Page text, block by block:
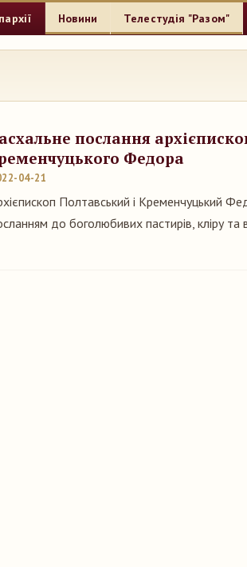
Новини Телестудія "Разом"
послання
Федора
04-21
Полтавський і Кременчуцький
до боголюбивих пастирів, кліру та